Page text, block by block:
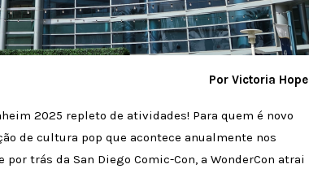
Por Victoria Hope
2025 repleto de atividades! Para quem é novo
de cultura pop que acontece anualmente nos
trás da San Diego Comic-Con, a WonderCon atrai